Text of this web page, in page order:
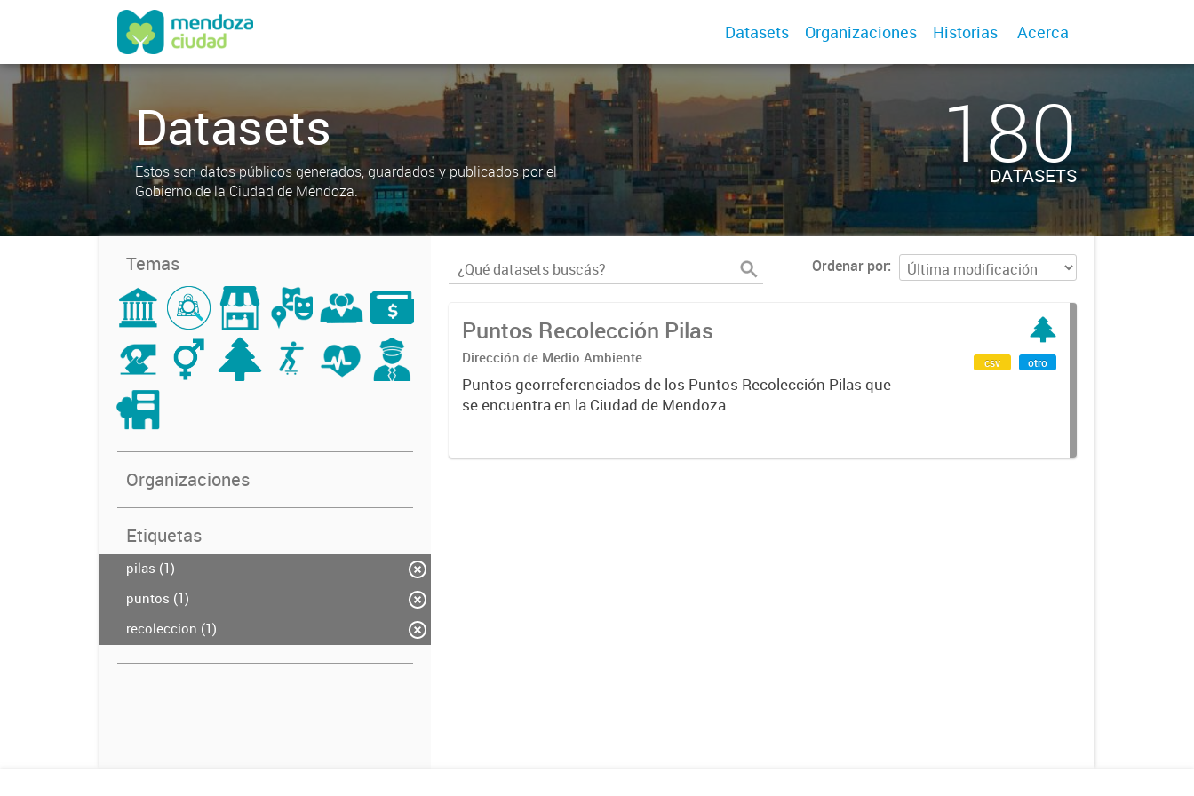
Datasets Organizaciones Historias Acerca
Datasets
Estos son datos públicos generados, guardados y publicados por el
Gobierno de la Ciudad de Mendoza.
180
DATASETS
Temas
Organizaciones
Etiquetas
pilas (1)
puntos (1)
recoleccion (1)
Ordenar por
Puntos Recolección Pilas
Dirección de Medio Ambiente
Puntos georreferenciados de los Puntos Recolección Pilas que
se encuentra en la Ciudad de Mendoza.
csv otro